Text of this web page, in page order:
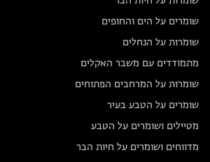
שומרים על הים והחופים
שומרות על הנחלים
מתמודדים עם משבר האקלים
שומרות על המרחבים הפתוחים
שומרים על הטבע בעיר
מטיילים ושומרים על הטבע
מדווחים ושומרים על חיות הבר